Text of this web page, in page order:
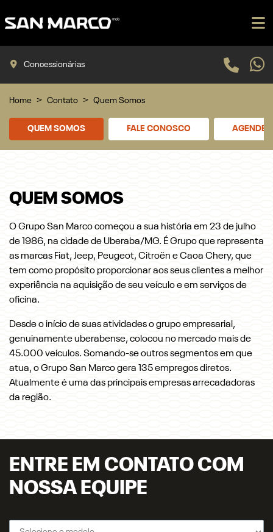
Concessionárias
Home Contato Quem Somos
FALE CONOSCO AGENDE
QUEM SOMOS
QUEM SOMOS
O Grupo San Marco começou a sua história em 23 de julho
de 1986, na cidade de Uberaba/MG. É Grupo que representa
as marcas Fiat, Jeep, Peugeot, Citroën e Caoa Chery, que
tem como propósito proporcionar aos seus clientes a melhor
experiência na aquisição de seu veículo e em serviços de
oficina.
Desde o início de suas atividades o grupo empresarial,
genuinamente uberabense, colocou no mercado mais de
45.000 veículos. Somando-se outros segmentos em que
atua, o Grupo San Marco gera 135 empregos diretos.
Atualmente é uma das principais empresas arrecadadoras
da região.
ENTRE EM CONTATO COM
NOSSA EQUIPE